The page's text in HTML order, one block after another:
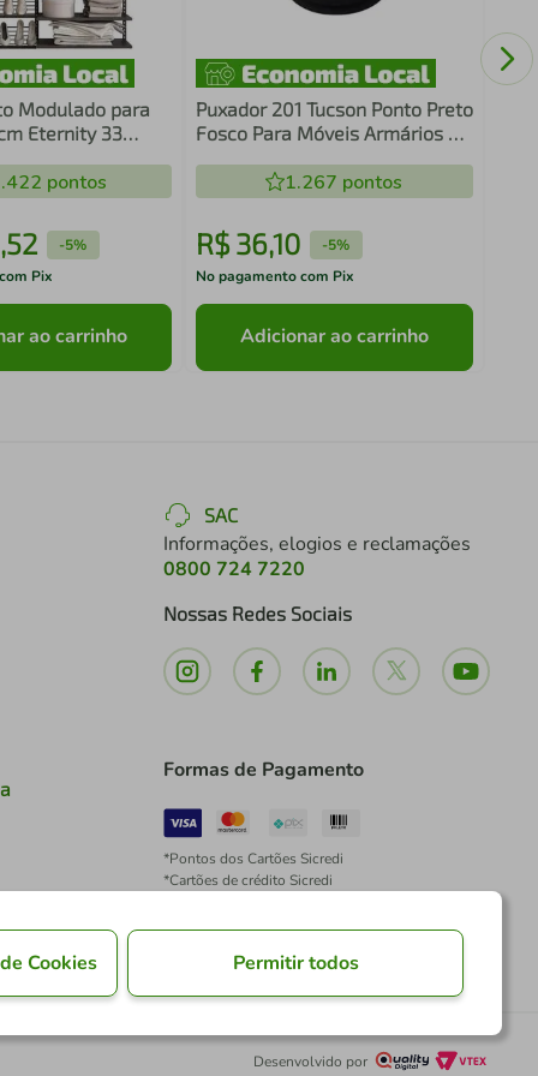
Modulado para
Eternity 33
pontos
,52 -5%
Pix
ao carrinho
Puxador 201 Tucson Ponto Preto
Fosco Para Móveis Armários e
1.267 pontos
R$ 36,10 -5%
No pagamento com Pix
Adicionar ao carrinho
SAC
Informações, elogios e reclamações
0800 724 7220
Nossas Redes Sociais
Formas de Pagamento
*Pontos dos Cartões Sicredi
*Cartões de crédito Sicredi
Desenvolvido por
Cookies Permitir todos